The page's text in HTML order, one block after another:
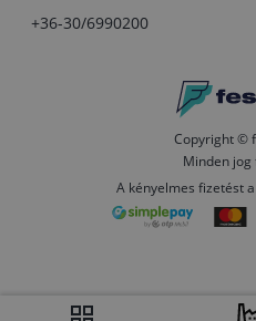
+36-30/6990200
Copyright ©
Minden jog
A kényelmes fizetést